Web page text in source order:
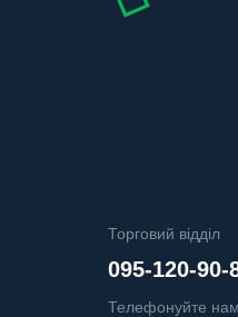
Торговий відділ
095-120-90-
Телефонуйте